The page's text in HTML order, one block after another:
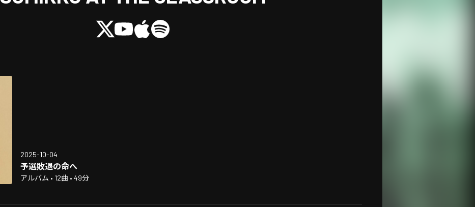
2025-10-04
予選敗退の命へ
アルバム • 12曲 • 49分